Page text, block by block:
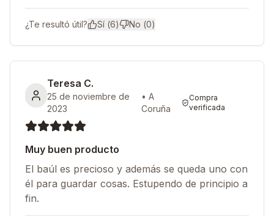
¿Te resultó útil? Sí (6) No (0)
Teresa C.
25 de noviembre de
2023
•A
Coruña
Compra
verificada
Muy buen producto
El baúl es precioso y además se queda uno con
él para guardar cosas. Estupendo de principio a
fin.